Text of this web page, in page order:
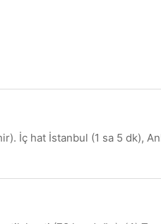
İç hat İstanbul (1 sa 5 dk),